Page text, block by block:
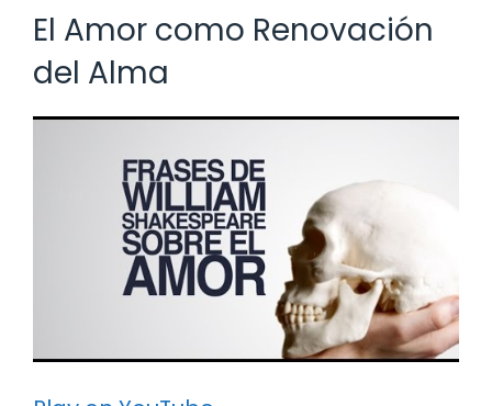
El Amor como Renovación
del Alma